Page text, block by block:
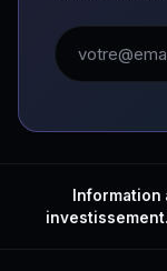
Adresse email
investissement.